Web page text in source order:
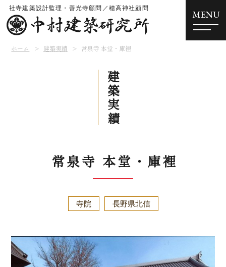
MENU
ホーム 建築実績 常泉寺 本堂・庫裡
建築実績
常泉寺 本堂・庫裡
寺院 長野県北信